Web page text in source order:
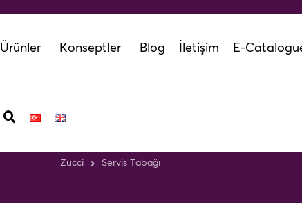
Ürünler Konseptler Blog İletişim E-
Servis Tabağı
Zucci Servis Tabağı